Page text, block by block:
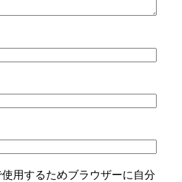
用するためブラウザーに自分